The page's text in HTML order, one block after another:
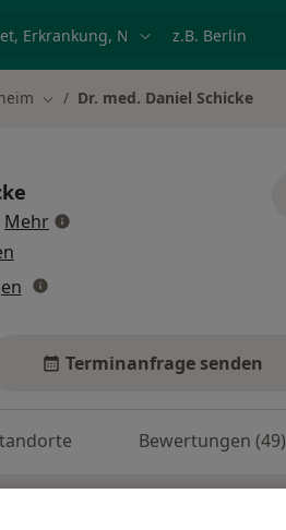
Stadt ändern
Dr. med. Daniel Schicke
Mehrüber Spezialisierungen
Terminanfrage senden
Bewertungen (49)